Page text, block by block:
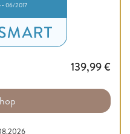
06/2017
139,99€